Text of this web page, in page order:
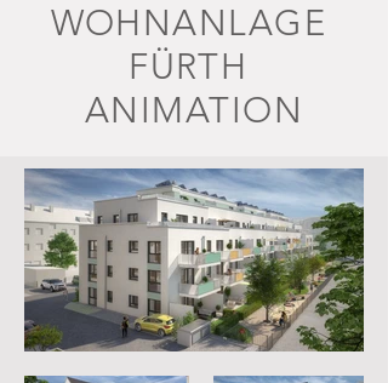
WOHNANLAGE
FÜRTH
ANIMATION